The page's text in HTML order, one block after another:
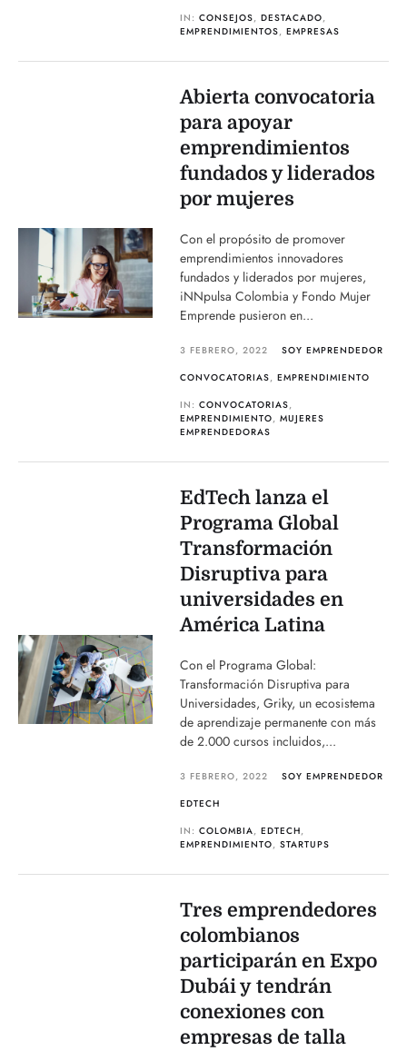
IN:CONSEJOS,DESTACADO,
EMPRENDIMIENTOS,EMPRESAS
Abierta convocatoria
para apoyar
emprendimientos
fundados y liderados
por mujeres
Con el propósito de promover
emprendimientos innovadores
fundados y liderados por mujeres,
iNNpulsa Colombia y Fondo Mujer
Emprende pusieron en...
3 FEBRERO, 2022
SOY EMPRENDEDOR
CONVOCATORIAS,EMPRENDIMIENTO
IN:CONVOCATORIAS,
EMPRENDIMIENTO,MUJERES
EMPRENDEDORAS
EdTech lanza el
Programa Global
Transformación
Disruptiva para
universidades en
América Latina
Con el Programa Global:
Transformación Disruptiva para
Universidades, Griky, un ecosistema
de aprendizaje permanente con más
de 2.000 cursos incluidos,...
3 FEBRERO, 2022
SOY EMPRENDEDOR
EDTECH
IN:COLOMBIA,EDTECH,
EMPRENDIMIENTO,STARTUPS
Tres emprendedores
colombianos
participarán en Expo
Dubái y tendrán
conexiones con
empresas de talla